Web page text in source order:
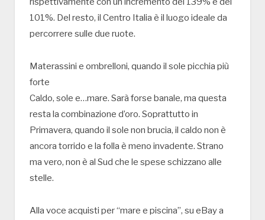
101%. Del resto, il Centro Italia è il luogo ideale da
percorrere sulle due ruote.
Materassini e ombrelloni, quando il sole picchia più
forte
Caldo, sole e…mare. Sarà forse banale, ma questa
resta la combinazione d’oro. Soprattutto in
Primavera, quando il sole non brucia, il caldo non è
ancora torrido e la folla è meno invadente. Strano
ma vero, non è al Sud che le spese schizzano alle
stelle.
Alla voce acquisti per “mare e piscina”, su eBay a